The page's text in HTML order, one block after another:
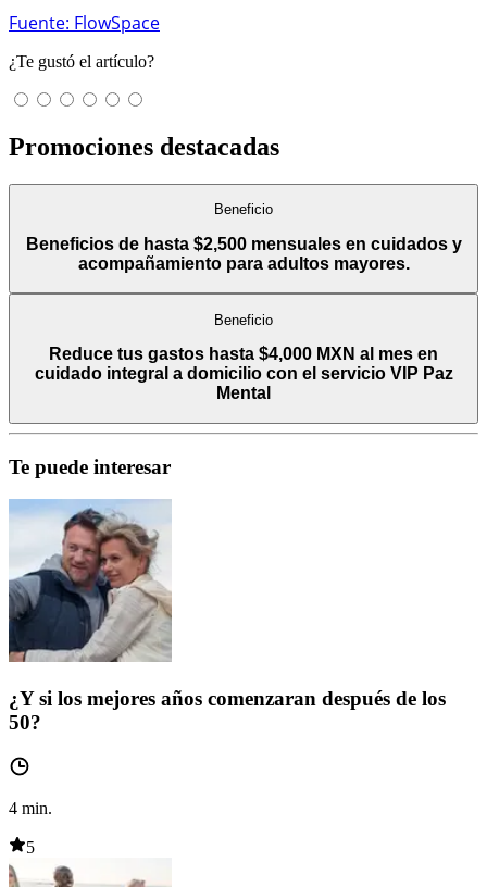
Fuente: FlowSpace
¿Te gustó el artículo?
Promociones destacadas
Beneficio
Beneficios de hasta $2,500 mensuales en cuidados y
acompañamiento para adultos mayores.
Beneficio
Reduce tus gastos hasta $4,000 MXN al mes en
cuidado integral a domicilio con el servicio VIP Paz
Mental
Te puede interesar
¿Y si los mejores años comenzaran después de los
50?
4 min.
5